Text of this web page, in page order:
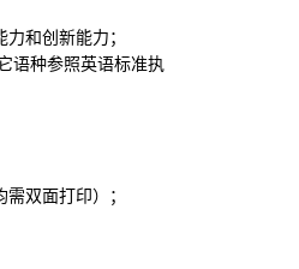
和创新能力；
语种参照英语标准执
双面打印）；